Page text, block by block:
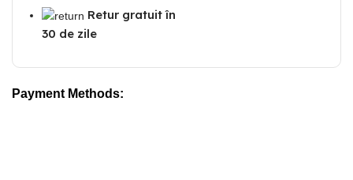
Retur gratuit în
30 de zile
Payment Methods: